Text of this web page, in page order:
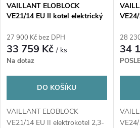
VAILLANT ELOBLOCK
VE21/14 EU II kotel elektrický
27 900 Kč bez DPH
33 759 Kč/ ks
Na dotaz
DO KOŠÍKU
VAILLANT ELOBLOCK
VE21/14 EU II elektrokotel 2,3-
28
34